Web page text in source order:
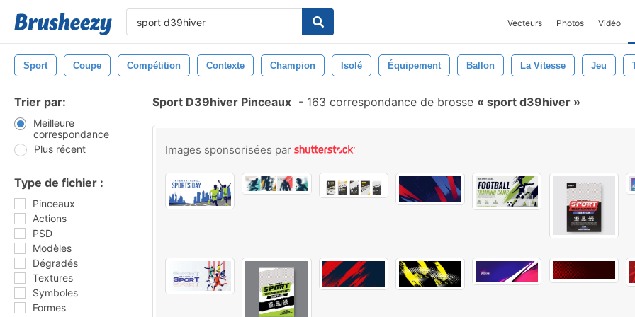
Vecteurs Photos Vidéo
Sport Coupe Compétition Contexte Champion Isolé Équipement Ballon La Vitesse Jeu
Trier par:
Meilleure
correspondance
Plus récent
Type de fichier :
Pinceaux
Actions
PSD
Modèles
Dégradés
Textures
Symboles
Formes
Sport D39hiver Pinceaux - 163 correspondance de brosse sport d39hiver
Images sponsorisées par